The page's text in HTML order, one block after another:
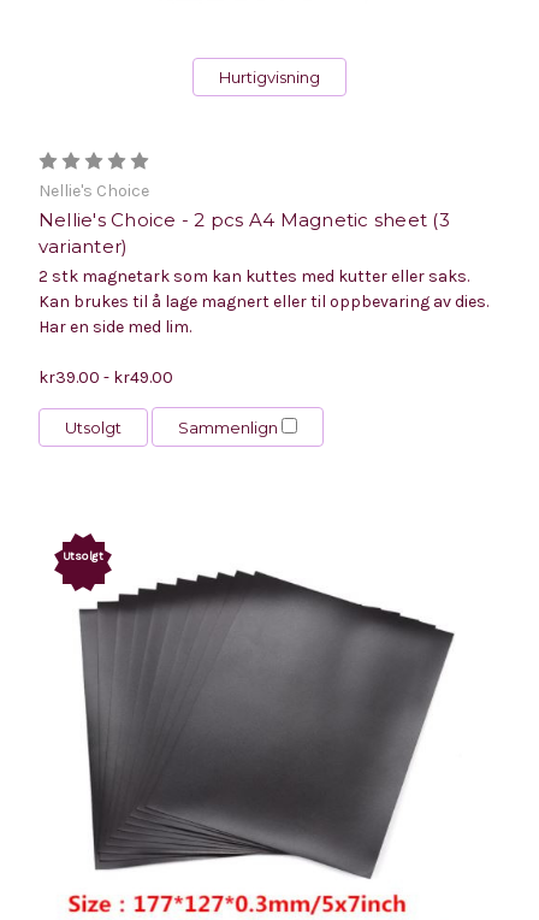
Hurtigvisning
Nellie's Choice
Nellie's Choice - 2 pcs A4 Magnetic sheet (3
varianter)
2 stk magnetark som kan kuttes med kutter eller saks.
Kan brukes til å lage magnert eller til oppbevaring av dies.
Har en side med lim.
kr39.00 - kr49.00
Utsolgt Sammenlign
Utsolgt